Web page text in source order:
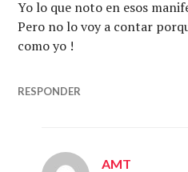
Yo lo que noto en esos
Pero no lo voy a contar
como yo !
RESPONDER
AMT